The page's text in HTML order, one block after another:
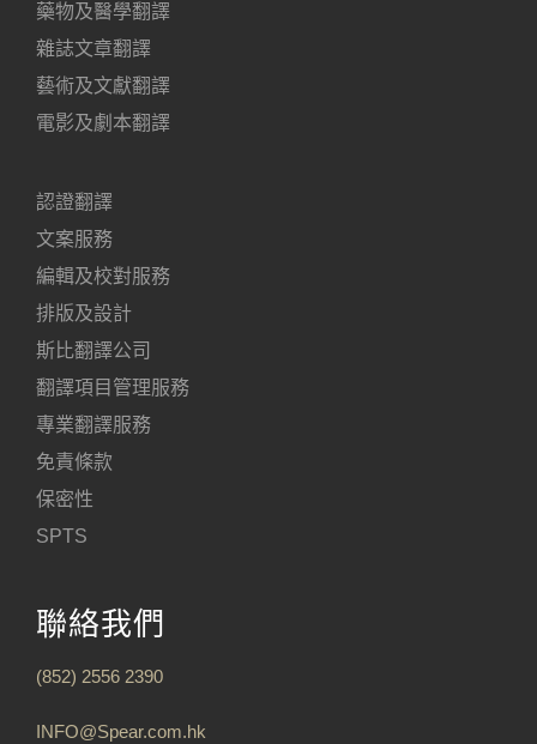
藥物及醫學翻譯
雜誌文章翻譯
藝術及文獻翻譯
電影及劇本翻譯
認證翻譯
文案服務
編輯及校對服務
排版及設計
斯比翻譯公司
翻譯項目管理服務
專業翻譯服務
免責條款
保密性
SPTS
聯絡我們
(852) 2556 2390
INFO@Spear.com.hk